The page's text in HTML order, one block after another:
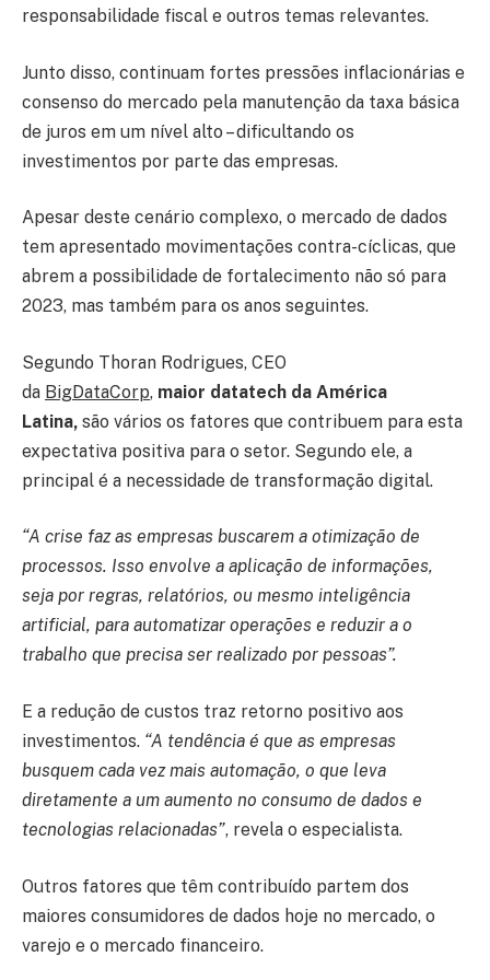
responsabilidade fiscal e outros temas relevantes.
Junto disso, continuam fortes pressões inflacionárias e
consenso do mercado pela manutenção da taxa básica
de juros em um nível alto – dificultando os
investimentos por parte das empresas.
Apesar deste cenário complexo, o mercado de dados
tem apresentado movimentações contra-cíclicas, que
abrem a possibilidade de fortalecimento não só para
2023, mas também para os anos seguintes.
Segundo Thoran Rodrigues, CEO
da BigDataCorp, maior datatech da América
Latina, são vários os fatores que contribuem para esta
expectativa positiva para o setor. Segundo ele, a
principal é a necessidade de transformação digital.
“A crise faz as empresas buscarem a otimização de
processos. Isso envolve a aplicação de informações,
seja por regras, relatórios, ou mesmo inteligência
artificial, para automatizar operações e reduzir a o
trabalho que precisa ser realizado por pessoas”.
E a redução de custos traz retorno positivo aos
investimentos. “A tendência é que as empresas
busquem cada vez mais automação, o que leva
diretamente a um aumento no consumo de dados e
tecnologias relacionadas”, revela o especialista.
Outros fatores que têm contribuído partem dos
maiores consumidores de dados hoje no mercado, o
varejo e o mercado financeiro.